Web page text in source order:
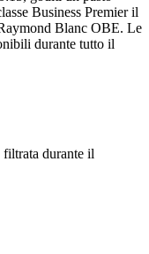
Business Premier il
Blanc OBE. Le
durante tutto il
filtrata durante il